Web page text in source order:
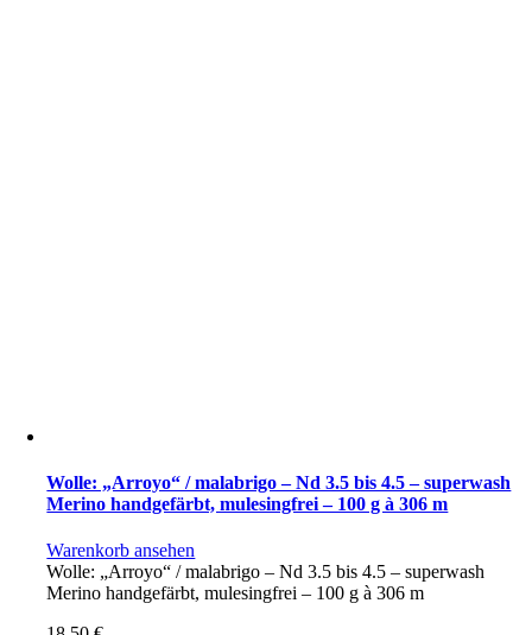
Wolle: „Arroyo“ / malabrigo – Nd 3.5 bis 4.5 – superwash
Merino handgefärbt, mulesingfrei – 100 g à 306 m
Warenkorb ansehen
Wolle: „Arroyo“ / malabrigo – Nd 3.5 bis 4.5 – superwash
Merino handgefärbt, mulesingfrei – 100 g à 306 m